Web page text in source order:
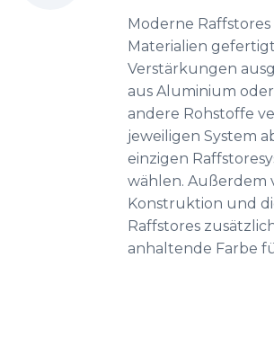
Moderne
Materialien
Verstärkungen
aus Aluminium
andere Rohstoffe
jeweiligen System
einzigen
wählen. Außerdem
Konstruktion und
Raffstores
anhaltende Farbe